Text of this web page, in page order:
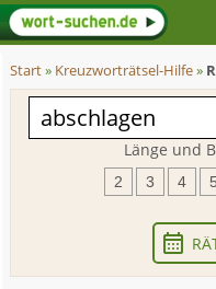
Start» Kreuzworträtsel-Hilfe»
Länge und
2 3 4 5